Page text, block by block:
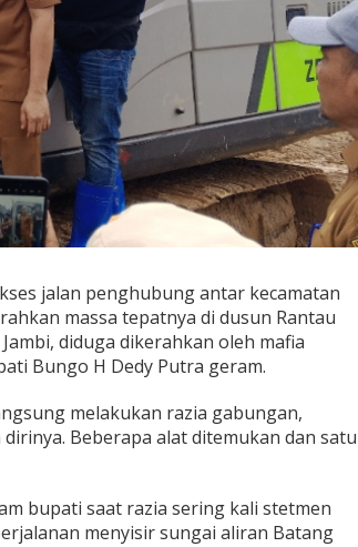
jalan penghubung antar kecamatan
massa tepatnya di dusun Rantau
diduga dikerahkan oleh mafia
Bungo H Dedy Putra geram.
melakukan razia gabungan,
Beberapa alat ditemukan dan satu
bupati saat razia sering kali stetmen
menyisir sungai aliran Batang